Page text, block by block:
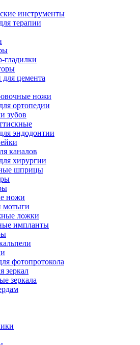
инструменты
терапии
цемента
ножи
ортопедии
зубов
эндодонтии
каналов
хирургии
шприцы
ножи
мотыги
ложки
импланты
фотопротокола
зеркал
зеркала